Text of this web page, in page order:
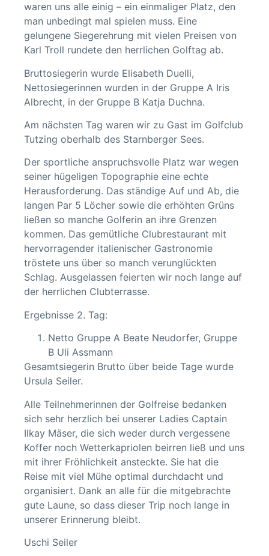
waren uns alle einig – ein einmaliger Platz, den
man unbedingt mal spielen muss. Eine
gelungene Siegerehrung mit vielen Preisen von
Karl Troll rundete den herrlichen Golftag ab.
Bruttosiegerin wurde Elisabeth Duelli,
Nettosiegerinnen wurden in der Gruppe A Iris
Albrecht, in der Gruppe B Katja Duchna.
Am nächsten Tag waren wir zu Gast im Golfclub
Tutzing oberhalb des Starnberger Sees.
Der sportliche anspruchsvolle Platz war wegen
seiner hügeligen Topographie eine echte
Herausforderung. Das ständige Auf und Ab, die
langen Par 5 Löcher sowie die erhöhten Grüns
ließen so manche Golferin an ihre Grenzen
kommen. Das gemütliche Clubrestaurant mit
hervorragender italienischer Gastronomie
tröstete uns über so manch verunglückten
Schlag. Ausgelassen feierten wir noch lange auf
der herrlichen Clubterrasse.
Ergebnisse 2. Tag:
Netto Gruppe A Beate Neudorfer, Gruppe
B Uli Assmann
Gesamtsiegerin Brutto über beide Tage wurde
Ursula Seiler.
Alle Teilnehmerinnen der Golfreise bedanken
sich sehr herzlich bei unserer Ladies Captain
Ilkay Mäser, die sich weder durch vergessene
Koffer noch Wetterkapriolen beirren ließ und uns
mit ihrer Fröhlichkeit ansteckte. Sie hat die
Reise mit viel Mühe optimal durchdacht und
organisiert. Dank an alle für die mitgebrachte
gute Laune, so dass dieser Trip noch lange in
unserer Erinnerung bleibt.
Uschi Seiler